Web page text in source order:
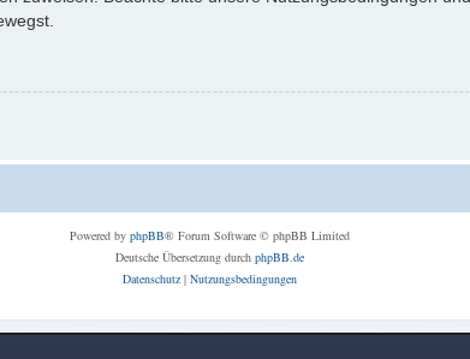
Powered by phpBB® Forum Software © phpBB Limited
Deutsche Übersetzung durch phpBB.de
Datenschutz| Nutzungsbedingungen